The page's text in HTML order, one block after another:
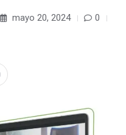
mayo 20, 2024
0